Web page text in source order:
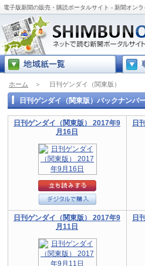
電子版新聞の販売・購読ポータルサイト - 新聞オン
ホーム ＞ 日刊ゲンダイ（関東版）
日刊ゲンダイ（関東版）バックナンバ
日刊ゲンダイ（関東版） 2017年9
月16日
日
日刊ゲンダイ（関東版） 2017年9
月11日
日